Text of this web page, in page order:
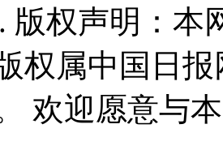
版权声明：
权属中国日
欢迎愿意与